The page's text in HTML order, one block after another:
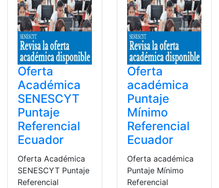
Oferta
Académica
SENESCYT
Puntaje
Referencial
Ecuador
Oferta Académica
SENESCYT Puntaje
Referencial
Oferta
académica
Puntaje
Mínimo
Referencial
Ecuador
Oferta académica
Puntaje Mínimo
Referencial